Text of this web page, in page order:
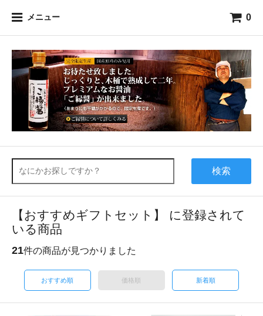
メニュー 0
検索
【おすすめギフトセット】 に登録されて
いる商品
21件の商品が見つかりました
おすすめ順 価格順 新着順